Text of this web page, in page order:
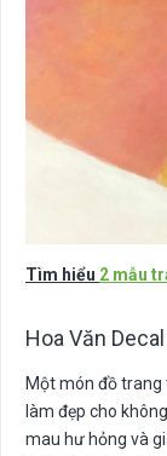
Tìm hiểu 2 mẫu
Hoa Văn
Một món đồ trang
làm đẹp cho
mau hư hỏng và